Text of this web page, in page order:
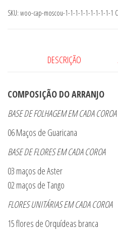
quantidade
SKU: woo-cap-moscou-1-1-1-1-1-1-1-1-1-1
DESCRIÇÃO
COMPOSIÇÃO DO ARRANJO
BASE DE FOLHAGEM EM CADA COROA
06 Maços de Guaricana
BASE DE FLORES EM CADA COROA
03 maços de Aster
02 maços de Tango
FLORES UNITÁRIAS EM CADA COROA
15 flores de Orquídeas branca